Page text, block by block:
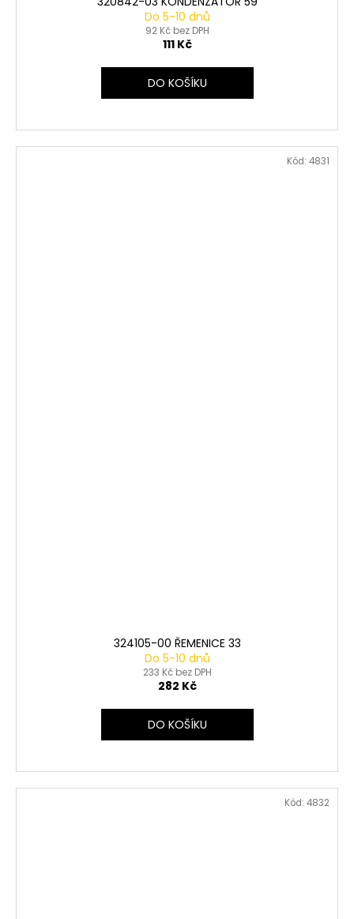
Do 5-10 dnů
92 Kč bez DPH
111 Kč
DO KOŠÍKU
324105-00 ŘEMENICE 33
Do 5-10 dnů
233 Kč bez DPH
282 Kč
DO KOŠÍKU
Kód: 4831
Kód: 4832